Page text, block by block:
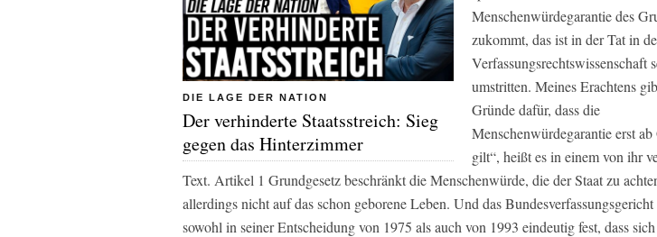
DIE LAGE DER NATION
Der verhinderte Staatsstreich: Sieg
gegen das Hinterzimmer
Menschenwürdegarantie des
zukommt, das ist in der Tat in
Verfassungsrechtswissenschaft
umstritten. Meines Erachtens
Gründe dafür, dass die
Menschenwürdegarantie erst
gilt“, heißt es in einem von ihr
Text. Artikel 1 Grundgesetz beschränkt die Menschenwürde, die der Staat zu
allerdings nicht auf das schon geborene Leben. Und das Bundesverfassungsgericht
sowohl in seiner Entscheidung von 1975 als auch von 1993 eindeutig fest, dass